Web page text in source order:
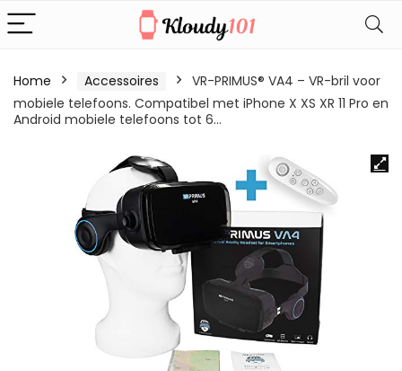
Home Accessoires
VR-PRIMUS® VA4 – VR-bril voor
mobiele telefoons. Compatibel met iPhone X XS XR 11 Pro en
Android mobiele telefoons tot 6…